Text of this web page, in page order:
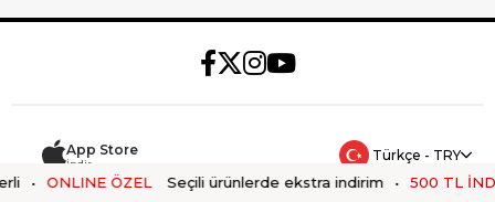
Reward Kadın Saat Modelleri
tamamlayan modellerin yanı sıra özel günlerde tercih edilebilecek
şık alternatifler de koleksiyonda yer almaktadır.
App Store
İndir
Türkçe - TRY
ONLINE ÖZEL Seçili ürünlerde ekstra indirim • 500 TL İNDİRİM